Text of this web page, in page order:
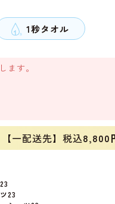
1秒タオル
ます。
【一配送先】税込8,800
23